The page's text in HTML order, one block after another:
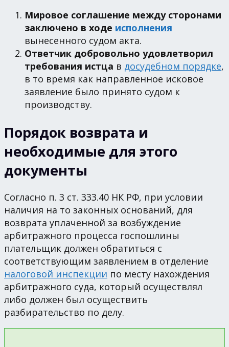
Мировое соглашение между сторонами
заключено в ходе исполнения
вынесенного судом акта.
Ответчик добровольно удовлетворил
требования истца в досудебном порядке,
в то время как направленное исковое
заявление было принято судом к
производству.
Порядок возврата и
необходимые для этого
документы
Согласно п. 3 ст. 333.40 НК РФ, при условии
наличия на то законных оснований, для
возврата уплаченной за возбуждение
арбитражного процесса госпошлины
плательщик должен обратиться с
соответствующим заявлением в отделение
налоговой инспекции по месту нахождения
арбитражного суда, который осуществлял
либо должен был осуществить
разбирательство по делу.